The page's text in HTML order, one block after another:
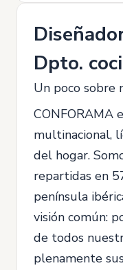
Dpto.
Un poco sobre
CONFORAMA
multinacional,
del hogar.
repartidas en
península
visión común:
de todos
plenamente